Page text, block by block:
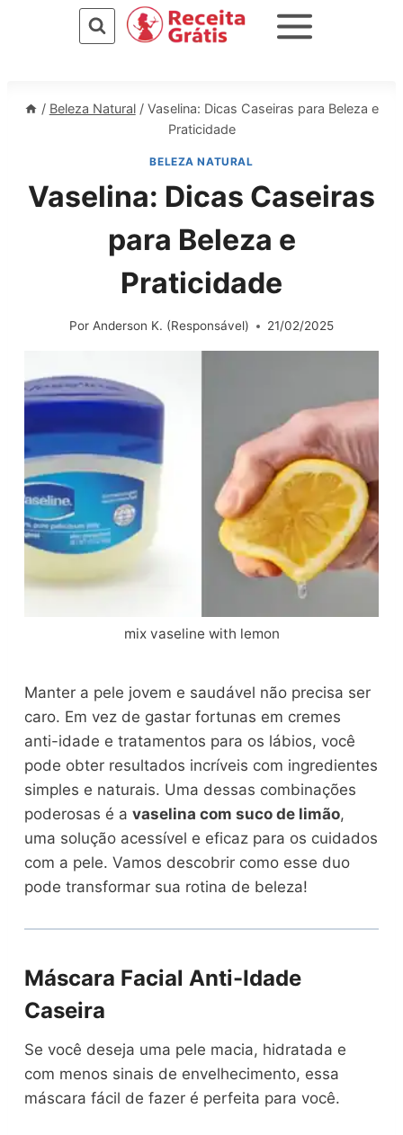
/ Beleza Natural / Vaselina: Dicas Caseiras para Beleza e
Praticidade
BELEZA NATURAL
Vaselina: Dicas Caseiras
para Beleza e
Praticidade
Por Anderson K. (Responsável) 21/02/2025
mix vaseline with lemon
Manter a pele jovem e saudável não precisa ser
caro. Em vez de gastar fortunas em cremes
anti-idade e tratamentos para os lábios, você
pode obter resultados incríveis com ingredientes
simples e naturais. Uma dessas combinações
poderosas é avaselina com suco de limão,
uma solução acessível e eficaz para os cuidados
com a pele. Vamos descobrir como esse duo
pode transformar sua rotina de beleza!
Máscara Facial Anti-Idade
Caseira
Se você deseja uma pele macia, hidratada e
com menos sinais de envelhecimento, essa
máscara fácil de fazer é perfeita para você.